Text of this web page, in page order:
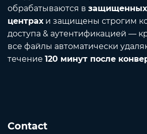
обрабатываются в защищенных
центрахи защищены строгим
доступа & аутентификацией —
все файлы автоматически
течение 120 минут после
Contact